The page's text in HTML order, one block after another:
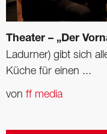
Theater – „Der
Ladurner) gibt sich
Küche für einen ...
von ff media